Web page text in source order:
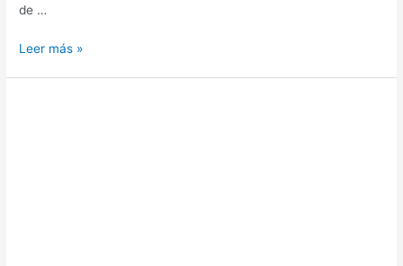
de …
Leer más »